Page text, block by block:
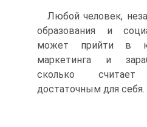
Любой человек,
образования и
может прийти в
маркетинга и
сколько
достаточным для себя.